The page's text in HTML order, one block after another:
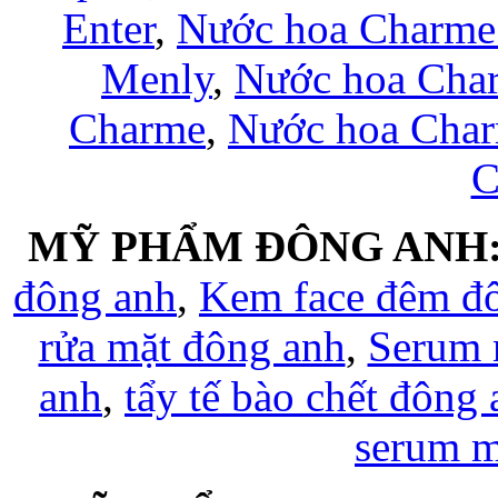
Enter, Nước hoa
Menly, Nước hoa
Charme, Nước hoa
MỸ PHẨM ĐÔNG
đông anh, Kem face đêm
rửa mặt đông anh, Serum
anh, tẩy tế bào chết đông
serum